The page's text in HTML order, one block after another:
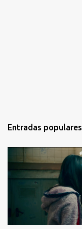
Entradas populares